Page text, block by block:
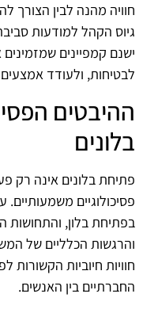
חוויה מהנה לבין הצורך
גיוס הקהל למודעות
ישנם קמפיינים
לבטיחות, ולעודד
ההיבטים
בלונים
פתיחת בלונים אינה רק
פסיכולוגיים
בפתיחת בלון, והתחושות
והרגשות הכלליים של
חוויות חיוביות
החברתיים בין האנשים.